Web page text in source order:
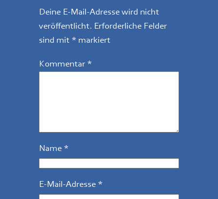
Deine E-Mail-Adresse wird nicht
veröffentlicht. Erforderliche Felder
sind mit * markiert
Kommentar *
Name *
E-Mail-Adresse *